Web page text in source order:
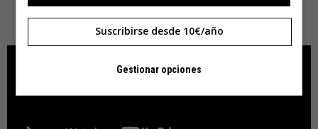
El vídeo dura 1:17.
Suscribirse desde 10€/año
Gestionar opciones